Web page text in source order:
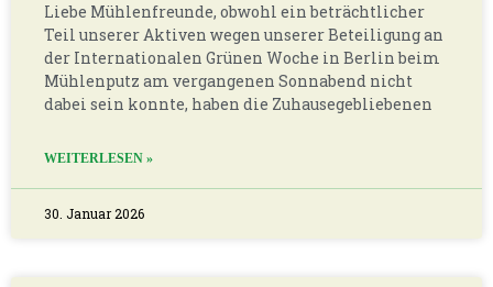
Liebe Mühlenfreunde, obwohl ein beträchtlicher
Teil unserer Aktiven wegen unserer Beteiligung an
der Internationalen Grünen Woche in Berlin beim
Mühlenputz am vergangenen Sonnabend nicht
dabei sein konnte, haben die Zuhausegebliebenen
WEITERLESEN »
30. Januar 2026